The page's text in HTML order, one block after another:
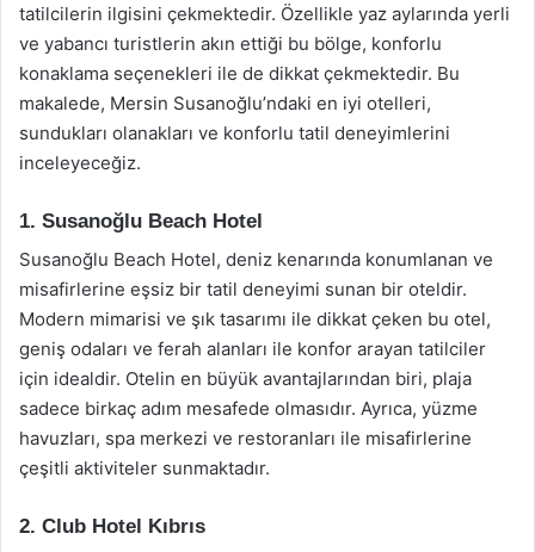
tatilcilerin ilgisini çekmektedir. Özellikle yaz aylarında yerli
ve yabancı turistlerin akın ettiği bu bölge, konforlu
konaklama seçenekleri ile de dikkat çekmektedir. Bu
makalede, Mersin Susanoğlu’ndaki en iyi otelleri,
sundukları olanakları ve konforlu tatil deneyimlerini
inceleyeceğiz.
1. Susanoğlu Beach Hotel
Susanoğlu Beach Hotel, deniz kenarında konumlanan ve
misafirlerine eşsiz bir tatil deneyimi sunan bir oteldir.
Modern mimarisi ve şık tasarımı ile dikkat çeken bu otel,
geniş odaları ve ferah alanları ile konfor arayan tatilciler
için idealdir. Otelin en büyük avantajlarından biri, plaja
sadece birkaç adım mesafede olmasıdır. Ayrıca, yüzme
havuzları, spa merkezi ve restoranları ile misafirlerine
çeşitli aktiviteler sunmaktadır.
2. Club Hotel Kıbrıs